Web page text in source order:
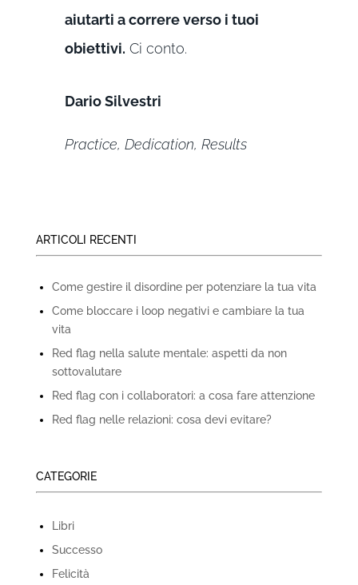
aiutarti a correre verso i tuoi
obiettivi. Ci conto.
Dario Silvestri
Practice, Dedication, Results
ARTICOLI RECENTI
Come gestire il disordine per potenziare la tua vita
Come bloccare i loop negativi e cambiare la tua
vita
Red flag nella salute mentale: aspetti da non
sottovalutare
Red flag con i collaboratori: a cosa fare attenzione
Red flag nelle relazioni: cosa devi evitare?
CATEGORIE
Libri
Successo
Felicità